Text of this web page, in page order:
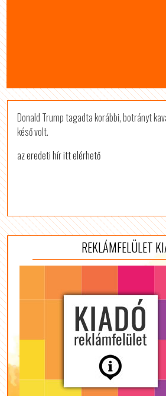
Donald Trump tagadta korábbi, botrányt
késő volt.
az eredeti hír itt elérhető
REKLÁMFELÜLET